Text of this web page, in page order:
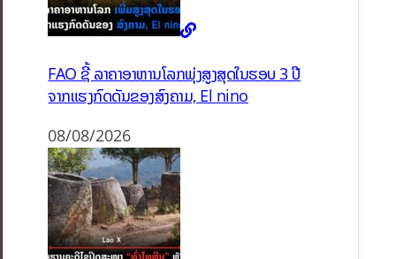
FAO ຊີ້ ລາຄາອາຫານໂລກພຸ່ງສູງສຸດໃນຮອບ 3 ປີ
ຈາກແຮງກົດດັນຂອງສົງຄາມ, El nino
08/08/2026